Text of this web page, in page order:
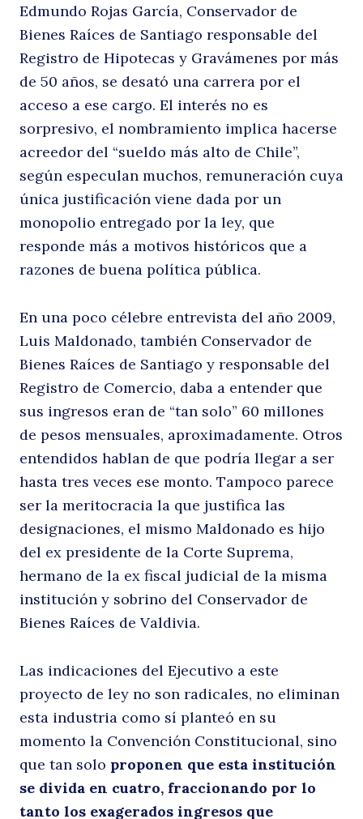
Buscar
Edmundo Rojas García, Conservador de
Bienes Raíces de Santiago responsable del
Registro de Hipotecas y Gravámenes por más
de 50 años, se desató una carrera por el
acceso a ese cargo. El interés no es
sorpresivo, el nombramiento implica hacerse
acreedor del “sueldo más alto de Chile”,
según especulan muchos, remuneración cuya
única justificación viene dada por un
monopolio entregado por la ley, que
responde más a motivos históricos que a
razones de buena política pública.
En una poco célebre entrevista del año 2009,
Luis Maldonado, también Conservador de
Bienes Raíces de Santiago y responsable del
Registro de Comercio, daba a entender que
sus ingresos eran de “tan solo” 60 millones
de pesos mensuales, aproximadamente. Otros
entendidos hablan de que podría llegar a ser
hasta tres veces ese monto. Tampoco parece
ser la meritocracia la que justifica las
designaciones, el mismo Maldonado es hijo
del ex presidente de la Corte Suprema,
hermano de la ex fiscal judicial de la misma
institución y sobrino del Conservador de
Bienes Raíces de Valdivia.
Las indicaciones del Ejecutivo a este
proyecto de ley no son radicales, no eliminan
esta industria como sí planteó en su
momento la Convención Constitucional, sino
que tan solo proponen que esta institución
se divida en cuatro, fraccionando por lo
tanto los exagerados ingresos que